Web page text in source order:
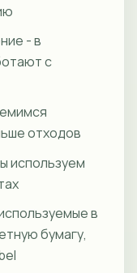
- в
с
отходов
используем
в
бумагу,